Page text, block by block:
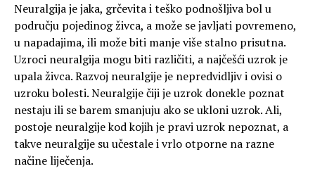
Neuralgija je jaka, grčevita i teško podnošljiva bol u
području pojedinog živca, a može se javljati povremeno,
u napadajima, ili može biti manje više stalno prisutna.
Uzroci neuralgija mogu biti različiti, a najčešći uzrok je
upala živca. Razvoj neuralgije je nepredvidljiv i ovisi o
uzroku bolesti. Neuralgije čiji je uzrok donekle poznat
nestaju ili se barem smanjuju ako se ukloni uzrok. Ali,
postoje neuralgije kod kojih je pravi uzrok nepoznat, a
takve neuralgije su učestale i vrlo otporne na razne
načine liječenja.